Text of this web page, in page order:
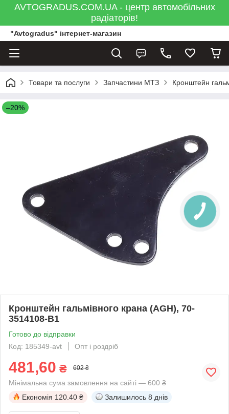
AVTOGRADUS.COM.UA - центр автомобільних
радіаторів!
"Avtogradus" інтернет-магазин
Товари та послуги Запчастини МТЗ Кронштейн
–20%
Кронштейн гальмівного крана (AGH), 70-
3514108-B1
Готово до відправки
Код: 185349-avt
Опт і роздріб
481,60 ₴ 602 ₴
Мінімальна сума замовлення на сайті — 600 ₴
Економія 120.40 ₴ Залишилось 8 днів